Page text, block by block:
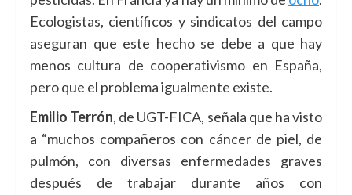
Ecologistas, científicos y sindicatos del campo
aseguran que este hecho se debe a que hay
menos cultura de cooperativismo en España,
pero que el problema igualmente existe.
Emilio Terrón, de UGT-FICA, señala que ha visto
a “muchos compañeros con cáncer de piel, de
pulmón, con diversas enfermedades graves
después de trabajar durante años con